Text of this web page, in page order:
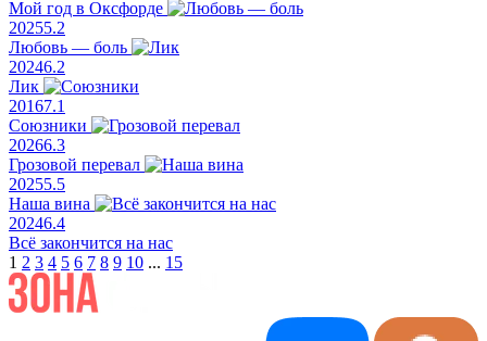
Мой год в Оксфорде
20255.2
Любовь — боль
20246.2
Лик
20167.1
Союзники
20266.3
Грозовой перевал
20255.5
Наша вина
20246.4
Всё закончится на нас
1 2 3 4 5 6 7 8 9 10 ... 15